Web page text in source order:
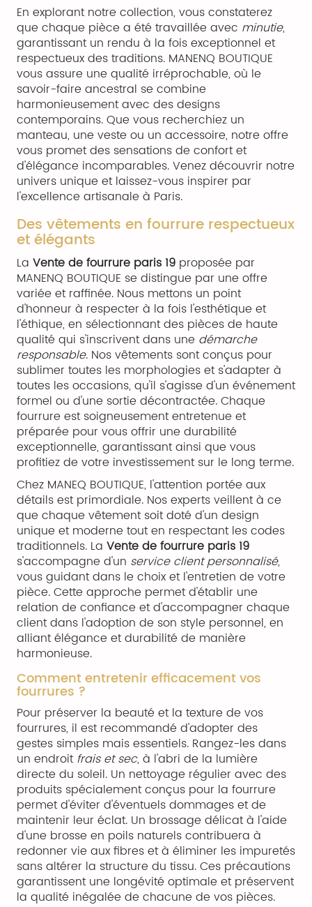
En explorant notre collection, vous constaterez
que chaque pièce a été travaillée avec minutie,
garantissant un rendu à la fois exceptionnel et
respectueux des traditions. MANENQ BOUTIQUE
vous assure une qualité irréprochable, où le
savoir-faire ancestral se combine
harmonieusement avec des designs
contemporains. Que vous recherchiez un
manteau, une veste ou un accessoire, notre offre
vous promet des sensations de confort et
d'élégance incomparables. Venez découvrir notre
univers unique et laissez-vous inspirer par
l'excellence artisanale à Paris.
Des vêtements en fourrure respectueux
et élégants
La Vente de fourrure paris 19proposée par
MANENQ BOUTIQUE se distingue par une offre
variée et raffinée. Nous mettons un point
d'honneur à respecter à la fois l'esthétique et
l'éthique, en sélectionnant des pièces de haute
qualité qui s'inscrivent dans une démarche
responsable. Nos vêtements sont conçus pour
sublimer toutes les morphologies et s'adapter à
toutes les occasions, qu'il s'agisse d'un événement
formel ou d'une sortie décontractée. Chaque
fourrure est soigneusement entretenue et
préparée pour vous offrir une durabilité
exceptionnelle, garantissant ainsi que vous
profitiez de votre investissement sur le long terme.
Chez MANEQ BOUTIQUE, l'attention portée aux
détails est primordiale. Nos experts veillent à ce
que chaque vêtement soit doté d'un design
unique et moderne tout en respectant les codes
traditionnels. La Vente de fourrure paris 19
s'accompagne d'un service client personnalisé,
vous guidant dans le choix et l'entretien de votre
pièce. Cette approche permet d'établir une
relation de confiance et d'accompagner chaque
client dans l'adoption de son style personnel, en
alliant élégance et durabilité de manière
harmonieuse.
Comment entretenir efficacement vos
fourrures ?
Pour préserver la beauté et la texture de vos
fourrures, il est recommandé d'adopter des
gestes simples mais essentiels. Rangez-les dans
un endroit frais et sec, à l'abri de la lumière
directe du soleil. Un nettoyage régulier avec des
produits spécialement conçus pour la fourrure
permet d'éviter d'éventuels dommages et de
maintenir leur éclat. Un brossage délicat à l'aide
d'une brosse en poils naturels contribuera à
redonner vie aux fibres et à éliminer les impuretés
sans altérer la structure du tissu. Ces précautions
garantissent une longévité optimale et préservent
la qualité inégalée de chacune de vos pièces.